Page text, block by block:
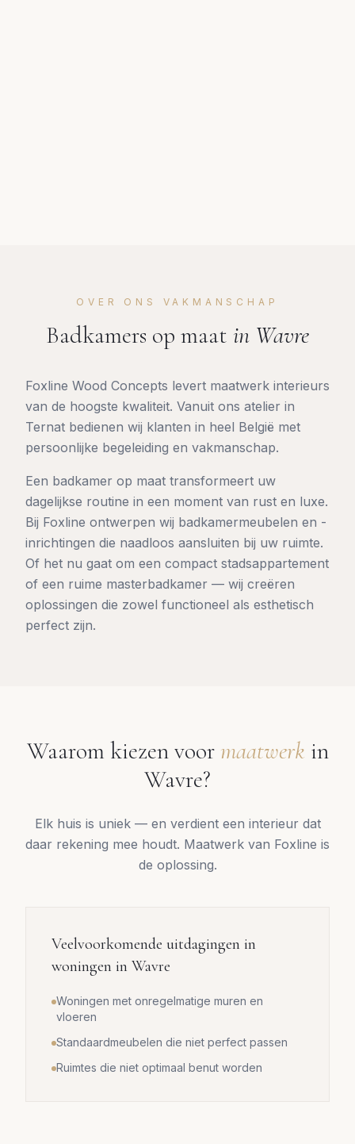
OVER ONS VAKMANSCHAP
Badkamers op maat in Wavre
Foxline Wood Concepts levert maatwerk interieurs
van de hoogste kwaliteit. Vanuit ons atelier in
Ternat bedienen wij klanten in heel België met
persoonlijke begeleiding en vakmanschap.
Een badkamer op maat transformeert uw
dagelijkse routine in een moment van rust en luxe.
Bij Foxline ontwerpen wij badkamermeubelen en -
inrichtingen die naadloos aansluiten bij uw ruimte.
Of het nu gaat om een compact stadsappartement
of een ruime masterbadkamer — wij creëren
oplossingen die zowel functioneel als esthetisch
perfect zijn.
Waarom kiezen voor maatwerk in
Wavre?
Elk huis is uniek — en verdient een interieur dat
daar rekening mee houdt. Maatwerk van Foxline is
de oplossing.
Veelvoorkomende uitdagingen in
woningen in Wavre
Woningen met onregelmatige muren en
vloeren
Standaardmeubelen die niet perfect passen
Ruimtes die niet optimaal benut worden